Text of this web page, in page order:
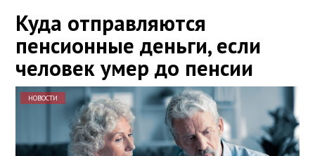
Куда отправляются
пенсионные деньги, если
человек умер до пенсии
НОВОСТИ